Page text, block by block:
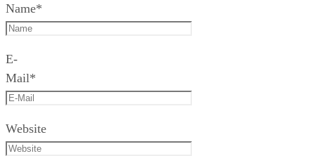
Name*
E-
Mail*
Website